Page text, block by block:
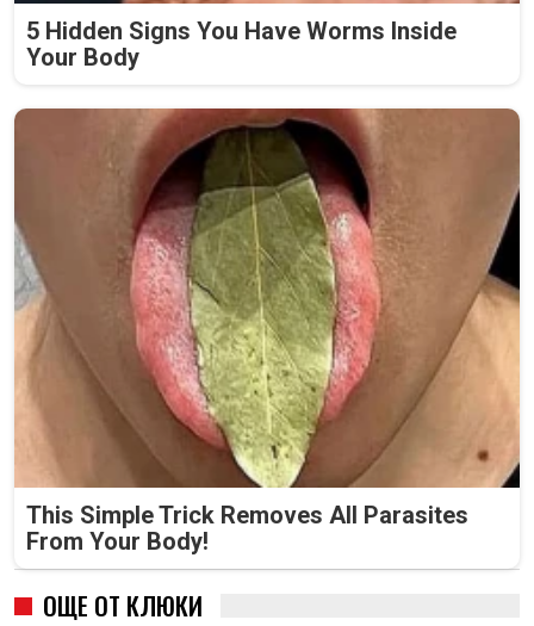
5 Hidden Signs You Have Worms Inside
Your Body
This Simple Trick Removes All Parasites
From Your Body!
ОЩЕ ОТ КЛЮКИ